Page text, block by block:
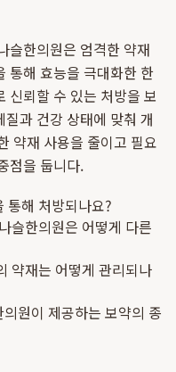
슬한의원은 엄격한 약재
통해 효능을 극대화한 한
신뢰할 수 있는 처방을 보
과 건강 상태에 맞춰 개
약재 사용을 줄이고 필요
점을 둡니다.
통해 처방되나요?
슬한의원은 어떻게 다른
약재는 어떻게 관리되나
원이 제공하는 보약의 종